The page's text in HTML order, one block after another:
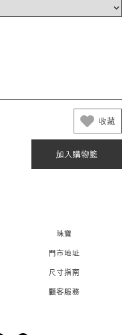
收藏
加入購物籃
珠寶
門市地址
尺寸指南
顧客服務